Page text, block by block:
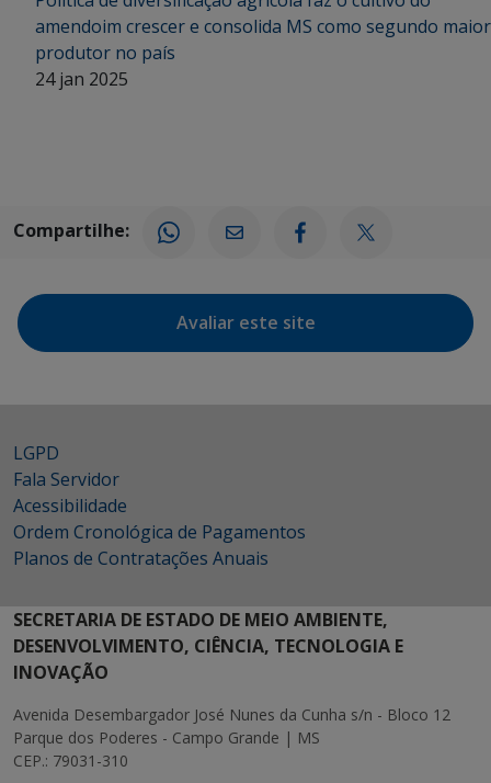
amendoim crescer e consolida MS como segundo maior
produtor no país
24 jan 2025
Compartilhe:
Avaliar este site
LGPD
Fala Servidor
Acessibilidade
Ordem Cronológica de Pagamentos
Planos de Contratações Anuais
SECRETARIA DE ESTADO DE MEIO AMBIENTE,
DESENVOLVIMENTO, CIÊNCIA, TECNOLOGIA E
INOVAÇÃO
Avenida Desembargador José Nunes da Cunha s/n - Bloco 12
Parque dos Poderes - Campo Grande | MS
CEP.: 79031-310